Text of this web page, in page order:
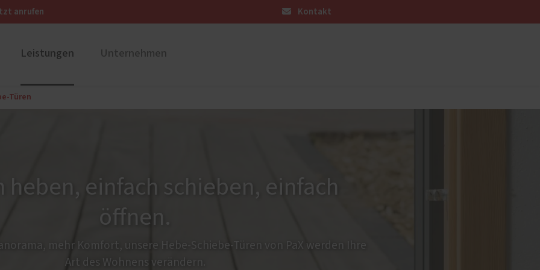
anrufen Kontakt
Leistungen
planen
Weitere Leistungen
Energiesparen
Unternehmen
Türen
heben, einfach schieben, einfach
öffnen.
mehr Komfort, unsere Hebe-Schiebe-Türen von PaX werden Ihre
Art des Wohnens verändern.